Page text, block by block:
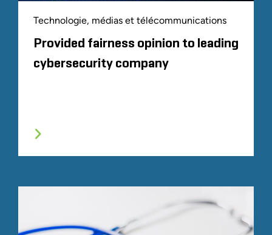
Technologie, médias et télécommunications
Provided fairness opinion to leading
cybersecurity company